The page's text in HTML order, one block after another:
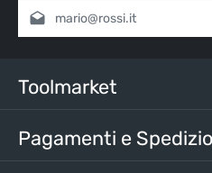
Indirizzo e-mail*
nostri termini e condizioni generali
Inserisci i caratteri sopra*
Toolmarket
Pagamenti e